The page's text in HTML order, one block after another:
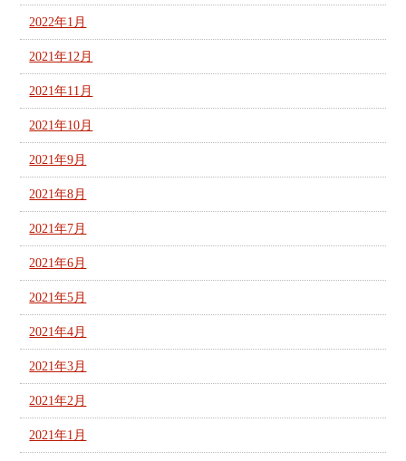
2022年1月
2021年12月
2021年11月
2021年10月
2021年9月
2021年8月
2021年7月
2021年6月
2021年5月
2021年4月
2021年3月
2021年2月
2021年1月